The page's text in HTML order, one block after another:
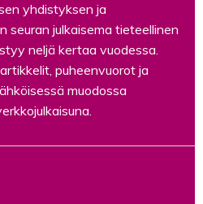
yhdistyksen ja
seuran julkaisema tieteellinen
neljä kertaa vuodessa.
puheenvuorot ja
muodossa